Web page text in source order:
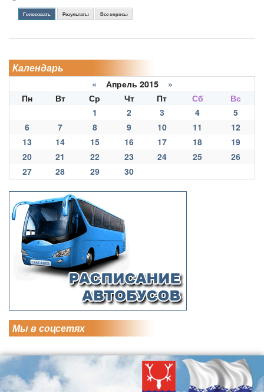
Голосовать Результаты Все опросы
Календарь
« Апрель 2015 »
Пн
Вт Ср Чт Пт Сб
Вс
1
2 3 4
5
6
7 8 9 10 11
12
13
14 15 16 17 18
19
20
21 22 23 24 25
26
27
28 29 30
Мы в соцсетях